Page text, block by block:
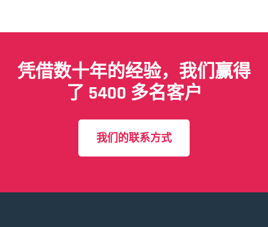
凭借数十年的经验，我们赢得
了 5400 多名客户
我们的联系方式